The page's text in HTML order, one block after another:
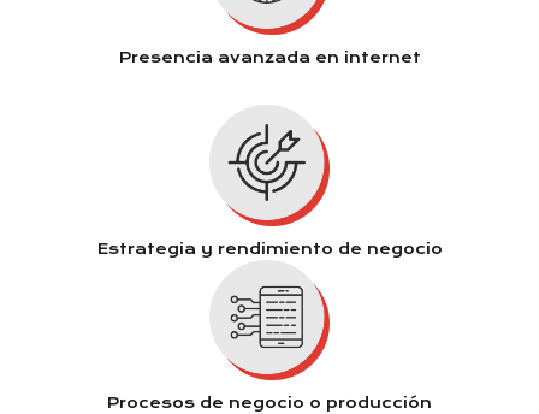
Presencia avanzada en internet
Estrategia y rendimiento de negocio
Procesos de negocio o producción